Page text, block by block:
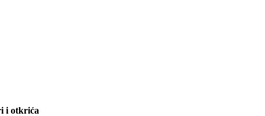
i otkrića